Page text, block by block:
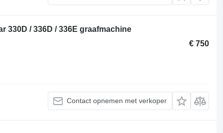
330D / 336D / 336E graafmachine
€ 750
Contact opnemen met verkoper